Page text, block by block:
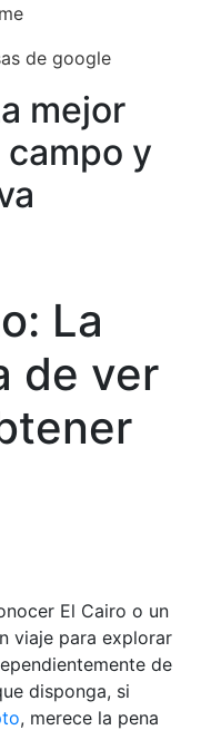
de google
mejor
y
La
de ver
El Cairo o un
viaje para explorar
de
disponga, si
, merece la pena